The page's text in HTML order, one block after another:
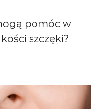
pomóc w
szczęki?